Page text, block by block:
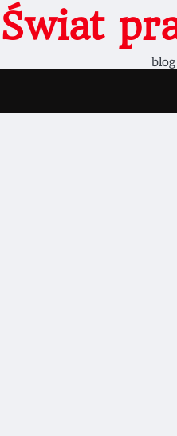
Świat
blog